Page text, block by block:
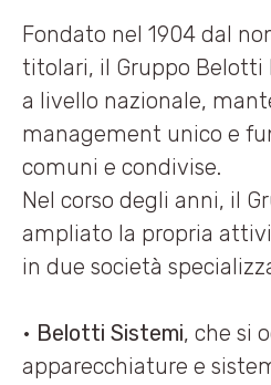
Fondato nel 1904 dal
titolari, il Gruppo Belotti
a livello nazionale,
management unico e
comuni e condivise.
Nel corso degli anni, il
ampliato la propria
in due società
• Belotti Sistemi, che si
apparecchiature e